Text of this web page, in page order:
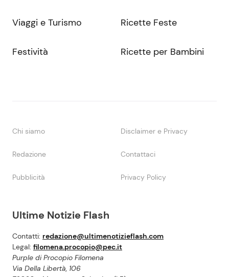
Ultime Notizie Flash
Contatti: redazione@ultimenotizieflash.com
Legal: filomena.procopio@pec.it
Purple di Procopio Filomena
Via Della Libertà, 106
Viaggi e Turismo
Festività
Ricette Feste
Ricette per Bambini
Chi siamo Disclaimer e Privacy
Redazione Contattaci
Pubblicità Privacy Policy